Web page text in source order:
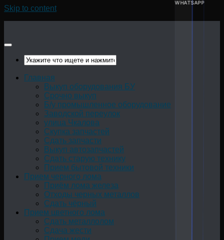
Skip to content
Главная
Выкуп оборудования БУ
Срочно выкуп
Б/у промышленное оборудование
Заводской переулок
улица Чкалова
Скупка запчастей
Сдать запчасти
Выкуп автозапчастей
Сдать старую технику
Прием бытовой техники
Прием черного лома
Приём лома железа
Отходы черных металлов
Сдать чёрный
Прием цветного лома
Сдать металлолом
Сдача жести
WHATSAPP